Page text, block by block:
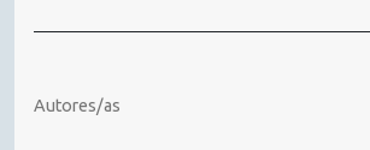
Autores/as